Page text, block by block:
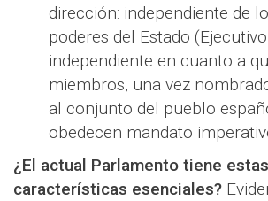
dirección: independiente de
poderes del Estado
independiente en cuanto a
miembros, una vez
al conjunto del pueblo
obedecen mandato
¿El actual Parlamento tiene estas
características esenciales?